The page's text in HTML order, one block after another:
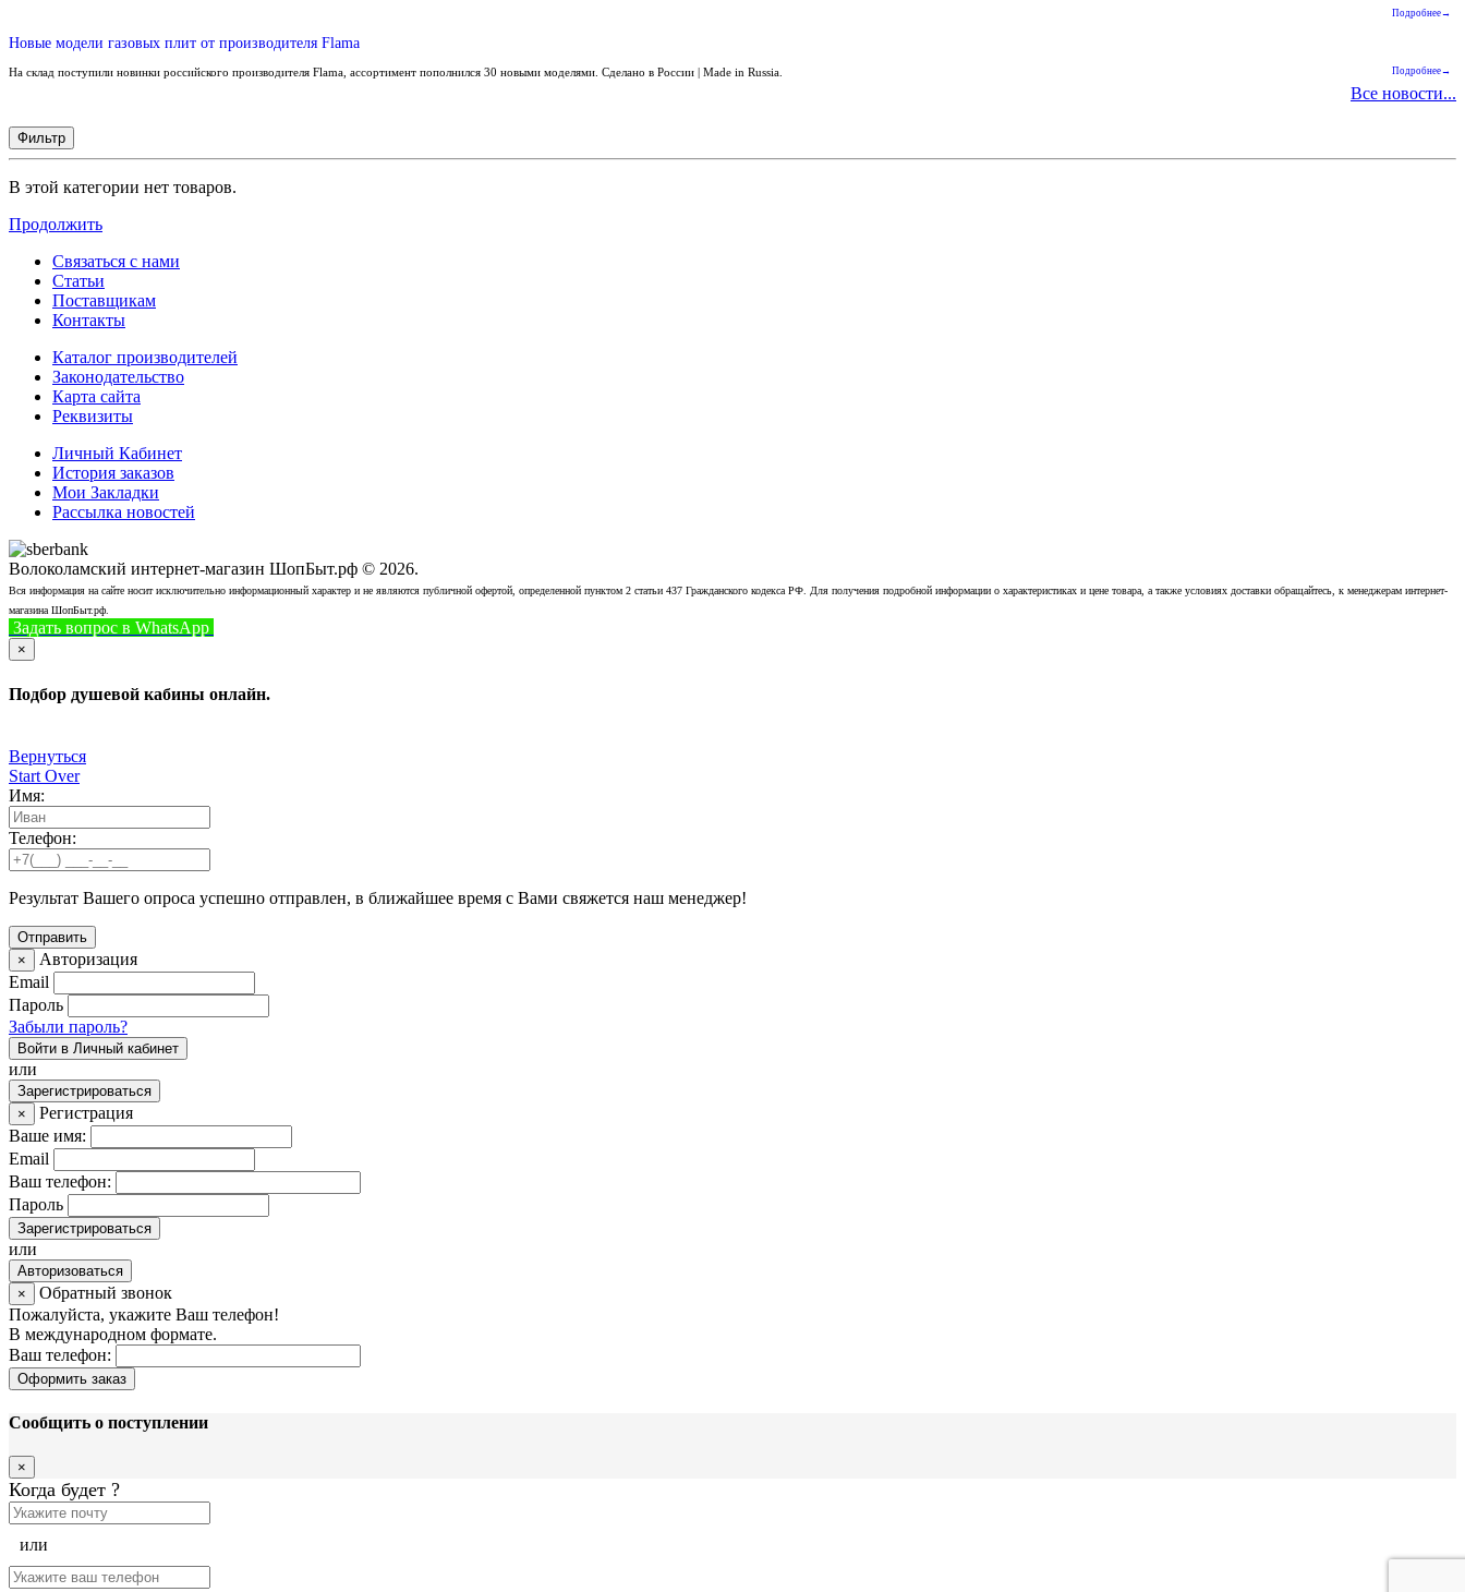
Подробнее→
Новые модели газовых плит от производителя Flama
На склад поступили новинки российского производителя Flama, ассортимент пополнился 30 новыми моделями. Сделано в России | Made in Russia. Подробнее→
Все новости...
Фильтр
В этой категории нет товаров.
Продолжить
Связаться с нами
Статьи
Поставщикам
Контакты
Каталог производителей
Законодательство
Карта сайта
Реквизиты
Личный Кабинет
История заказов
Мои Закладки
Рассылка новостей
Волоколамский интернет-магазин ШопБыт.рф © 2026.
Вся информация на сайте носит исключительно информационный характер и не являются публичной офертой, определенной пунктом 2 статьи 437 Гражданского кодекса РФ. Для получения подробной информации о характеристиках и цене товара, а также условиях доставки обращайтесь, к менеджерам интернет-
магазина ШопБыт.рф.
Задать вопрос в WhatsApp
×
Подбор душевой кабины онлайн.
Вернуться
Start Over
Имя:
Телефон:
Результат Вашего опроса успешно отправлен, в ближайшее время с Вами свяжется наш менеджер!
×
Авторизация
Email
Пароль
Забыли пароль?
Войти в Личный кабинет
или
Зарегистрироваться
×
Регистрация
Ваше имя:
Email
Ваш телефон:
Пароль
Зарегистрироваться
или
Авторизоваться
×
Обратный звонок
Пожалуйста, укажите Ваш телефон!
В международном формате.
Ваш телефон:
Оформить заказ
Сообщить о поступлении
×
Когда будет ?
или